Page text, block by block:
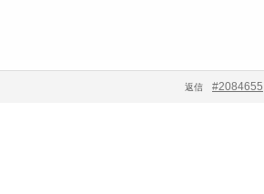
#2084655
返信